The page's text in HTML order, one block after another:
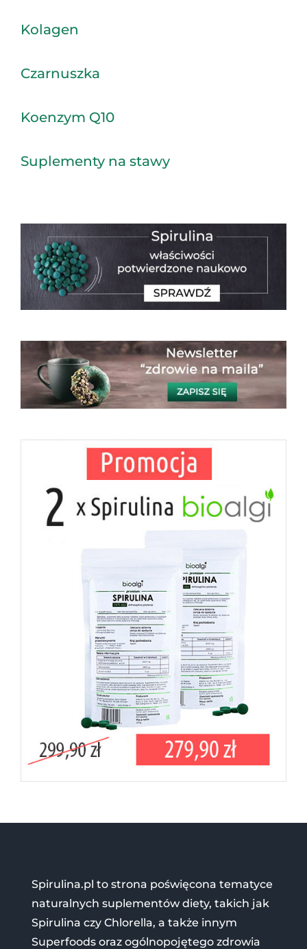
Kolagen
Czarnuszka
Koenzym Q10
Suplementy na stawy
Spirulina.pl to strona poświęcona tematyce
naturalnych suplementów diety, takich jak
Spirulina czy Chlorella, a także innym
Superfoods oraz ogólnopojętego zdrowia